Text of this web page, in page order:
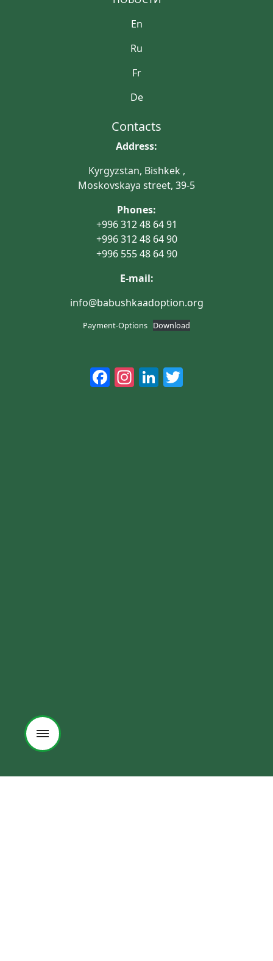
En
Ru
Fr
De
Contacts
Address:
Kyrgyzstan, Bishkek ,
Moskovskaya street, 39-5
Phones:
+996 312 48 64 91
+996 312 48 64 90
+996 555 48 64 90
E-mail:
info@babushkaadoption.org
Payment-Options Download
Facebook
Instagram
LinkedIn